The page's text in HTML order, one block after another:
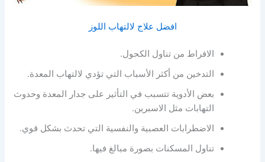
افضل علاج لالتهاب اللوز
الافراط من تناول الكحول.
التدخين من أكثر الأسباب التي تؤدي لالتهاب المعدة.
بعض الأدوية تتسبب في التأثير على جدار المعدة وحدوث
التهابات مثل الاسبرين.
الاضطرابات العصبية والنفسية التي تحدث بشكل قوي.
تناول المسكنات بصورة مبالغ فيها.